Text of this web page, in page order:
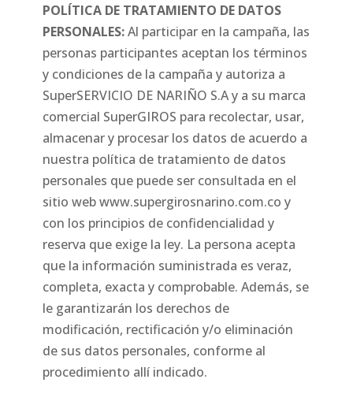
POLÍTICA DE TRATAMIENTO DE DATOS
PERSONALES:Al participar en la campaña, las
personas participantes aceptan los términos
y condiciones de la campaña y autoriza a
SuperSERVICIO DE NARIÑO S.A y a su marca
comercial SuperGIROS para recolectar, usar,
almacenar y procesar los datos de acuerdo a
nuestra política de tratamiento de datos
personales que puede ser consultada en el
sitio web www.supergirosnarino.com.co y
con los principios de confidencialidad y
reserva que exige la ley. La persona acepta
que la información suministrada es veraz,
completa, exacta y comprobable. Además, se
le garantizarán los derechos de
modificación, rectificación y/o eliminación
de sus datos personales, conforme al
procedimiento allí indicado.